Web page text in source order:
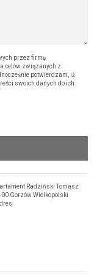
przez firmę
celów związanych z
potwierdzam, iż
swoich danych do ich
Radziński Tomasz
Gorzów Wielkopolski